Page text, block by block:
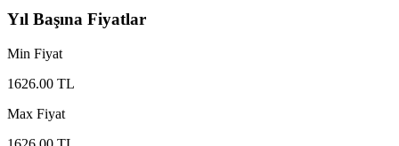
Yıl Başına Fiyatlar
Min Fiyat
1626.00 TL
Max Fiyat